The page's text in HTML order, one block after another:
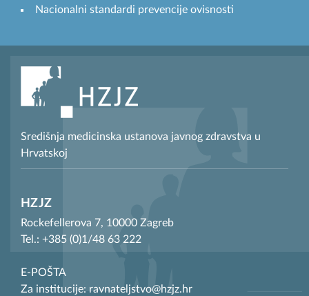
Nacionalni standardi prevencije ovisnosti
Središnja medicinska ustanova javnog zdravstva u
Hrvatskoj
HZJZ
Rockefellerova 7, 10000 Zagreb
Tel.: +385 (0)1/48 63 222
E-POŠTA
Za institucije: ravnateljstvo@hzjz.hr